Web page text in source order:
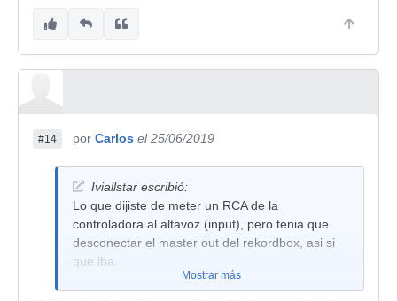
#14 por Carlos el 25/06/2019
Iviallstar escribió:
Lo que dijiste de meter un RCA de la
controladora al altavoz (input), pero tenia que
desconectar el master out del rekordbox, asi si
que iba.
Mostrar más